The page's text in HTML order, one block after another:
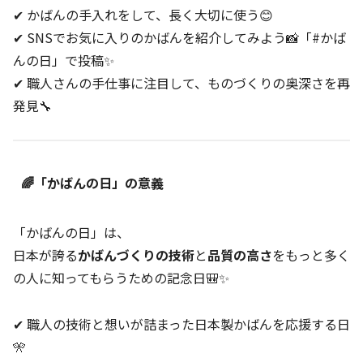
✔ かばんの手入れをして、長く大切に使う😊
✔ SNSでお気に入りのかばんを紹介してみよう📸「#かば
んの日」で投稿✨
✔ 職人さんの手仕事に注目して、ものづくりの奥深さを再
発見🔧
🌈「かばんの日」の意義
「かばんの日」は、
日本が誇るかばんづくりの技術と品質の高さをもっと多く
の人に知ってもらうための記念日🎒✨
✔ 職人の技術と想いが詰まった日本製かばんを応援する日
🎌